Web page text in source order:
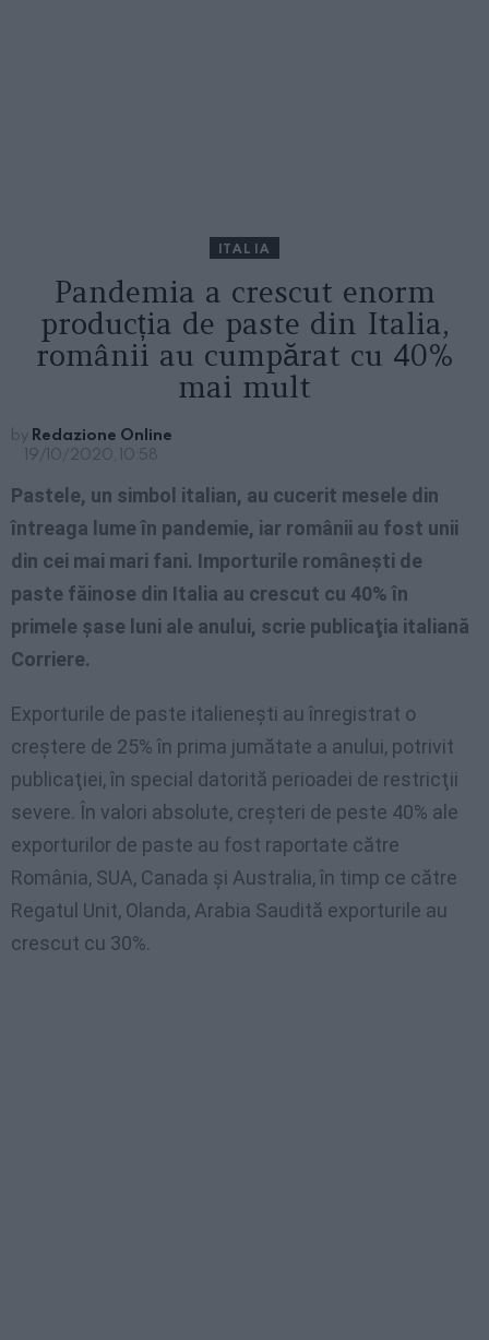
ITALIA
Pandemia a crescut enorm
producția de paste din Italia,
românii au cumpărat cu 40%
mai mult
by Redazione Online
19/10/2020, 10:58
Pastele, un simbol italian, au cucerit mesele din
întreaga lume în pandemie, iar românii au fost unii
din cei mai mari fani. Importurile româneşti de
paste făinose din Italia au crescut cu 40% în
primele şase luni ale anului, scrie publicaţia italiană
Corriere.
Exporturile de paste italieneşti au înregistrat o
creştere de 25% în prima jumătate a anului, potrivit
publicaţiei, în special datorită perioadei de restricţii
severe. În valori absolute, creşteri de peste 40% ale
exporturilor de paste au fost raportate către
România, SUA, Canada şi Australia, în timp ce către
Regatul Unit, Olanda, Arabia Saudită exporturile au
crescut cu 30%.